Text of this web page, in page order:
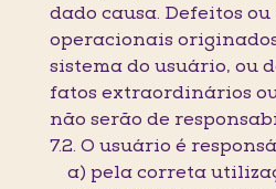
dado causa. Defeitos
operacionais
sistema do usuário, ou
fatos extraordinários
não serão de
7.2. O usuário é
a) pela correta